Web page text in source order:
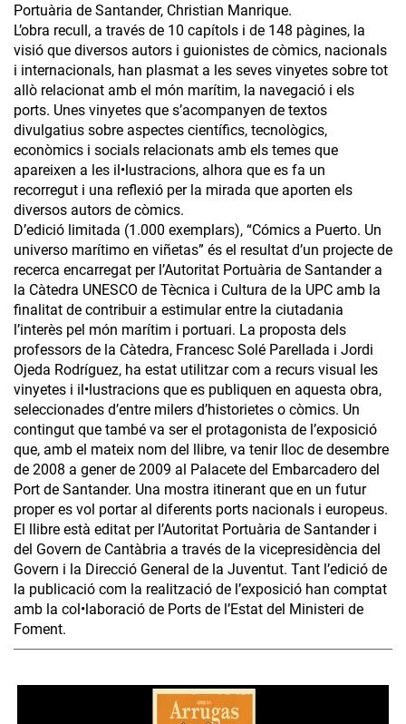
Portuària de Santander, Christian Manrique.
L’obra recull, a través de 10 capítols i de 148 pàgines, la
visió que diversos autors i guionistes de còmics, nacionals
i internacionals, han plasmat a les seves vinyetes sobre tot
allò relacionat amb el món marítim, la navegació i els
ports. Unes vinyetes que s’acompanyen de textos
divulgatius sobre aspectes científics, tecnològics,
econòmics i socials relacionats amb els temes que
apareixen a les il•lustracions, alhora que es fa un
recorregut i una reflexió per la mirada que aporten els
diversos autors de còmics.
D’edició limitada (1.000 exemplars), “Cómics a Puerto. Un
universo marítimo en viñetas” és el resultat d’un projecte de
recerca encarregat per l’Autoritat Portuària de Santander a
la Càtedra UNESCO de Tècnica i Cultura de la UPC amb la
finalitat de contribuir a estimular entre la ciutadania
l’interès pel món marítim i portuari. La proposta dels
professors de la Càtedra, Francesc Solé Parellada i Jordi
Ojeda Rodríguez, ha estat utilitzar com a recurs visual les
vinyetes i il•lustracions que es publiquen en aquesta obra,
seleccionades d’entre milers d’historietes o còmics. Un
contingut que també va ser el protagonista de l’exposició
que, amb el mateix nom del llibre, va tenir lloc de desembre
de 2008 a gener de 2009 al Palacete del Embarcadero del
Port de Santander. Una mostra itinerant que en un futur
proper es vol portar al diferents ports nacionals i europeus.
El llibre està editat per l’Autoritat Portuària de Santander i
del Govern de Cantàbria a través de la vicepresidència del
Govern i la Direcció General de la Juventut. Tant l’edició de
la publicació com la realització de l’exposició han comptat
amb la col•laboració de Ports de l’Estat del Ministeri de
Foment.